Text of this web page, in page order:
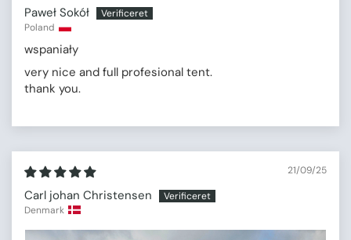
Paweł Sokół
Poland
wspaniały
very nice and full profesional tent.
thank you.
21/09/25
Carl johan Christensen
Denmark